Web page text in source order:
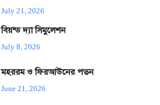
July 21, 2026
বিয়ন্ড দ্যা সিমুলেশন
July 8, 2026
মহররম ও ফিরআউনের পতন
June 21, 2026